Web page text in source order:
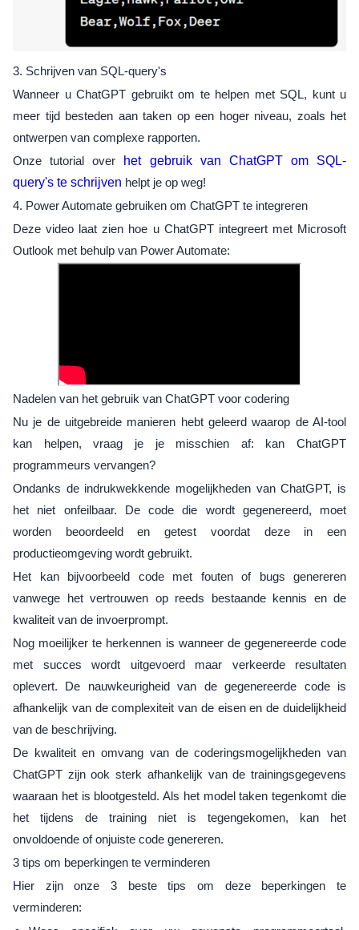
3. Schrijven van SQL-query's
Wanneer u ChatGPT gebruikt om te helpen met SQL, kunt u
meer tijd besteden aan taken op een hoger niveau, zoals het
ontwerpen van complexe rapporten.
Onze tutorial over het gebruik van ChatGPT om SQL-
query's te schrijven helpt je op weg!
4. Power Automate gebruiken om ChatGPT te integreren
Deze video laat zien hoe u ChatGPT integreert met Microsoft
Outlook met behulp van Power Automate:
Nadelen van het gebruik van ChatGPT voor codering
Nu je de uitgebreide manieren hebt geleerd waarop de AI-tool
kan helpen, vraag je je misschien af: kan ChatGPT
programmeurs vervangen?
Ondanks de indrukwekkende mogelijkheden van ChatGPT, is
het niet onfeilbaar. De code die wordt gegenereerd, moet
worden beoordeeld en getest voordat deze in een
productieomgeving wordt gebruikt.
Het kan bijvoorbeeld code met fouten of bugs genereren
vanwege het vertrouwen op reeds bestaande kennis en de
kwaliteit van de invoerprompt.
Nog moeilijker te herkennen is wanneer de gegenereerde code
met succes wordt uitgevoerd maar verkeerde resultaten
oplevert. De nauwkeurigheid van de gegenereerde code is
afhankelijk van de complexiteit van de eisen en de duidelijkheid
van de beschrijving.
De kwaliteit en omvang van de coderingsmogelijkheden van
ChatGPT zijn ook sterk afhankelijk van de trainingsgegevens
waaraan het is blootgesteld. Als het model taken tegenkomt die
het tijdens de training niet is tegengekomen, kan het
onvoldoende of onjuiste code genereren.
3 tips om beperkingen te verminderen
Hier zijn onze 3 beste tips om deze beperkingen te
verminderen: